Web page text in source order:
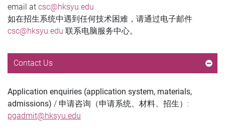
email at csc@hksyu.edu
如在招生系统中遇到任何技术困难，请通过电子邮件
csc@hksyu.edu 联系电脑服务中心。
Contact Us
Application enquiries (application system, materials,
admissions) / 申请咨询（申请系统、材料、招生） :
pgadmit@hksyu.edu